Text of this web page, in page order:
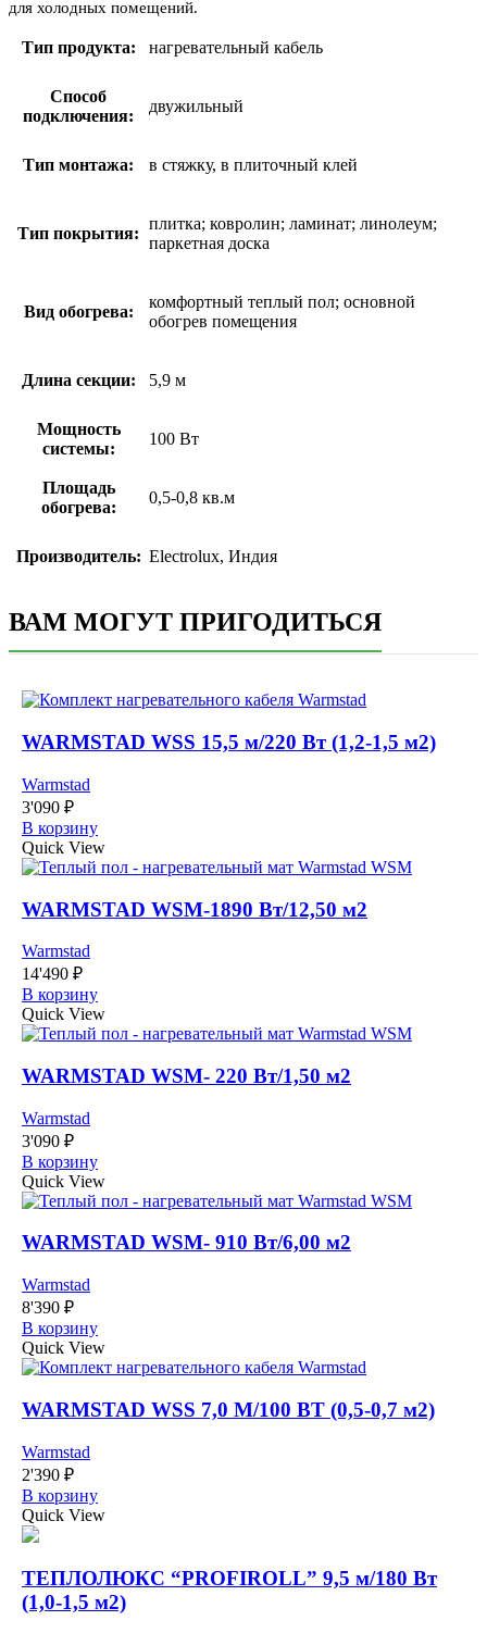
для холодных помещений.
Тип продукта: нагревательный кабель
Способ
подключения:
двужильный
Тип монтажа: в стяжку, в плиточный клей
Тип покрытия:
плитка; ковролин; ламинат; линолеум;
паркетная доска
Вид обогрева:
комфортный теплый пол; основной
обогрев помещения
Длина секции: 5,9 м
Мощность
системы:
100 Вт
Площадь
обогрева:
0,5-0,8 кв.м
Производитель: Electrolux, Индия
ВАМ МОГУТ ПРИГОДИТЬСЯ
WARMSTAD WSS 15,5 м/220 Вт (1,2-1,5 м2)
Warmstad
3'090 ₽
В корзину
Quick View
WARMSTAD WSM-1890 Вт/12,50 м2
Warmstad
14'490 ₽
В корзину
Quick View
WARMSTAD WSM- 220 Вт/1,50 м2
Warmstad
3'090 ₽
В корзину
Quick View
WARMSTAD WSM- 910 Вт/6,00 м2
Warmstad
8'390 ₽
В корзину
Quick View
WARMSTAD WSS 7,0 М/100 ВТ (0,5-0,7 м2)
Warmstad
2'390 ₽
В корзину
Quick View
ТЕПЛОЛЮКС “PROFIROLL” 9,5 м/180 Вт
(1,0-1,5 м2)